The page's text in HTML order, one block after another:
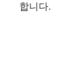
합니다.